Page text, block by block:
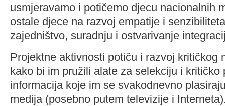
usmjeravamo i potičemo djecu nacionalnih
ostale djece na razvoj empatije i
zajedništvo, suradnju i ostvarivanje
Projektne aktivnosti potiču i razvoj kritičkog
kako bi im pružili alate za selekciju i kritičko
informacija koje im se svakodnevno
medija (posebno putem televizije i